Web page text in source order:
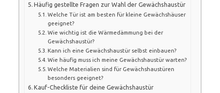
Häufig gestellte Fragen zur Wahl der Gewächshaustür
Welche Tür ist am besten für kleine Gewächshäuser
geeignet?
Wie wichtig ist die Wärmedämmung bei der
Gewächshaustür?
Kann ich eine Gewächshaustür selbst einbauen?
Wie häufig muss ich meine Gewächshaustür warten?
Welche Materialien sind für Gewächshaustüren
besonders geeignet?
Kauf-Checkliste für deine Gewächshaustür